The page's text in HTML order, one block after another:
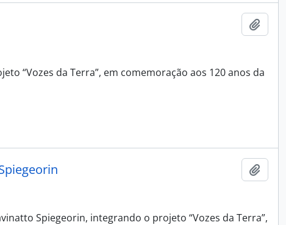
“Vozes da Terra”, em comemoração aos 120 anos da
Spiegeorin, integrando o projeto “Vozes da Terra”,